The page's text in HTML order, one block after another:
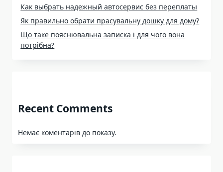
Как выбрать надежный автосервис без переплаты
Як правильно обрати прасувальну дошку для дому?
Що таке пояснювальна записка і для чого вона
потрібна?
Recent Comments
Немає коментарів до показу.